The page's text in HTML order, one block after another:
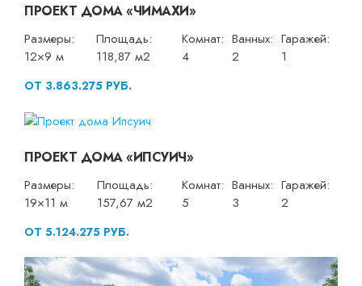
ПРОЕКТ ДОМА «ЧИМАХИ»
Размеры:
12×9 м
Площадь:
118,87 м2
Комнат:
4
Ванных:
2
Гаражей:
1
ОТ 3.863.275 РУБ.
ПРОЕКТ ДОМА «ИПСУИЧ»
Размеры:
19×11 м
Площадь:
157,67 м2
Комнат:
5
Ванных:
3
Гаражей:
2
ОТ 5.124.275 РУБ.